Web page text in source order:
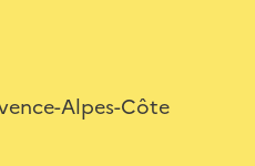
Alpes-Côte